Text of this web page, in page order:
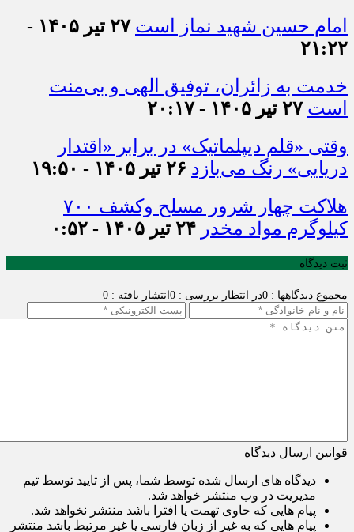
امام حسین شهید نماز است
۲۷ تیر ۱۴۰۵ -
۲۱:۲۲
خدمت به زائران، توفیق الهی و بی‌منت
است ۲۷ تیر ۱۴۰۵ - ۲۰:۱۷
وقتی «قلم دیپلماتیک» در برابر «اقتدار
دریایی» رنگ می‌بازد ۲۶ تیر ۱۴۰۵ - ۱۹:۵۰
هلاکت چهار شرور مسلح وکشف ۷۰۰
کیلوگرم مواد مخدر ۲۴ تیر ۱۴۰۵ - ۰:۵۲
ثبت دیدگاه
مجموع دیدگاهها : 0 در انتظار بررسی : 0 انتشار یافته : 0
قوانین ارسال دیدگاه
دیدگاه های ارسال شده توسط شما، پس از تایید توسط تیم
مدیریت در وب منتشر خواهد شد.
پیام هایی که حاوی تهمت یا افترا باشد منتشر نخواهد شد.
پیام هایی که به غیر از زبان فارسی یا غیر مرتبط باشد منتشر